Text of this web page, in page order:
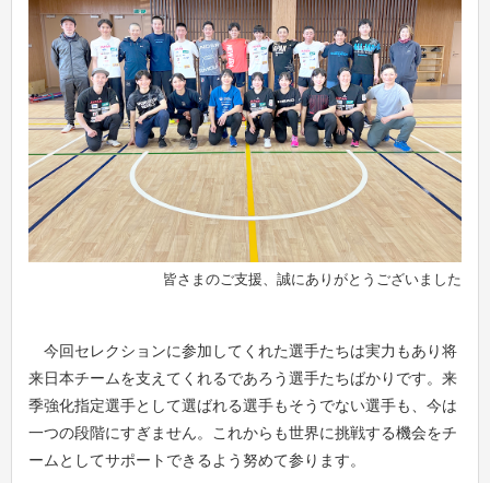
皆さまのご支援、誠にありがとうございました
今回セレクションに参加してくれた選手たちは実力もあり将
来日本チームを支えてくれるであろう選手たちばかりです。来
季強化指定選手として選ばれる選手もそうでない選手も、今は
一つの段階にすぎません。これからも世界に挑戦する機会をチ
ームとしてサポートできるよう努めて参ります。